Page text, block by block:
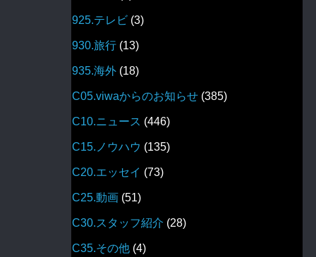
925.テレビ (3)
930.旅行 (13)
935.海外 (18)
C05.viwaからのお知らせ (385)
C10.ニュース (446)
C15.ノウハウ (135)
C20.エッセイ (73)
C25.動画 (51)
C30.スタッフ紹介 (28)
C35.その他 (4)